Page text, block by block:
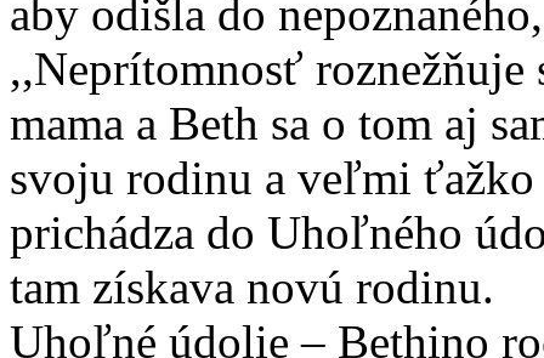
aby odišla do
,,Neprítomnosť roznežňuje
mama a Beth sa o tom aj
svoju rodinu a veľmi ťažko
prichádza do Uhoľného
tam získava novú rodinu.
Uhoľné údolie – Bethino